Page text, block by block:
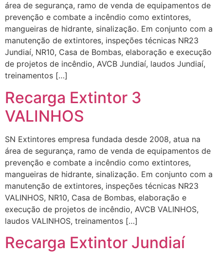
área de segurança, ramo de venda de equipamentos de
prevenção e combate a incêndio como extintores,
mangueiras de hidrante, sinalização. Em conjunto com a
manutenção de extintores, inspeções técnicas NR23
Jundiaí, NR10, Casa de Bombas, elaboração e execução
de projetos de incêndio, AVCB Jundiaí, laudos Jundiaí,
treinamentos […]
Recarga Extintor 3
VALINHOS
SN Extintores empresa fundada desde 2008, atua na
área de segurança, ramo de venda de equipamentos de
prevenção e combate a incêndio como extintores,
mangueiras de hidrante, sinalização. Em conjunto com a
manutenção de extintores, inspeções técnicas NR23
VALINHOS, NR10, Casa de Bombas, elaboração e
execução de projetos de incêndio, AVCB VALINHOS,
laudos VALINHOS, treinamentos […]
Recarga Extintor Jundiaí